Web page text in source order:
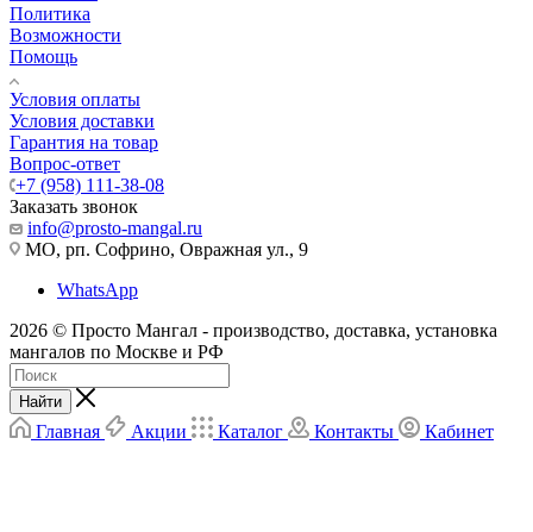
Политика
Возможности
Помощь
Условия оплаты
Условия доставки
Гарантия на товар
Вопрос-ответ
+7 (958) 111-38-08
Заказать звонок
info@prosto-mangal.ru
МО, рп. Софрино, Овражная ул., 9
WhatsApp
2026 © Просто Мангал - производство, доставка, установка
мангалов по Москве и РФ
Найти
Главная Акции Каталог Контакты Кабинет